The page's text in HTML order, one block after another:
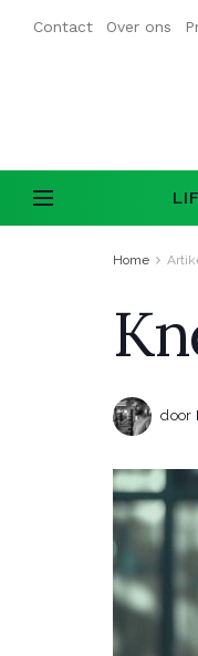
Contact Over ons
Home
door